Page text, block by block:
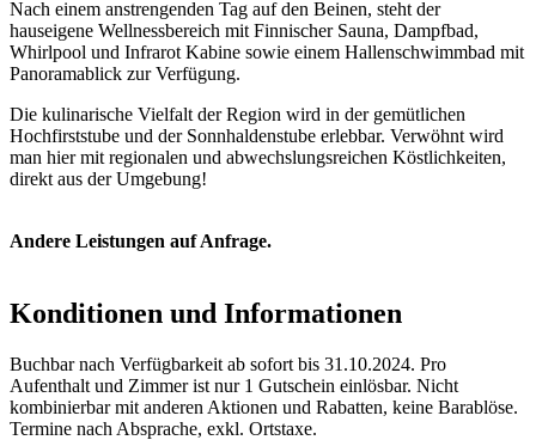
Nach einem anstrengenden Tag auf den Beinen, steht der
hauseigene Wellnessbereich mit Finnischer Sauna, Dampfbad,
Whirlpool und Infrarot Kabine sowie einem Hallenschwimmbad mit
Panoramablick zur Verfügung.
Die kulinarische Vielfalt der Region wird in der gemütlichen
Hochfirststube und der Sonnhaldenstube erlebbar. Verwöhnt wird
man hier mit regionalen und abwechslungsreichen Köstlichkeiten,
direkt aus der Umgebung!
Andere Leistungen auf Anfrage.
Konditionen und Informationen
Buchbar nach Verfügbarkeit ab sofort bis 31.10.2024. Pro
Aufenthalt und Zimmer ist nur 1 Gutschein einlösbar. Nicht
kombinierbar mit anderen Aktionen und Rabatten, keine Barablöse.
Termine nach Absprache, exkl. Ortstaxe.